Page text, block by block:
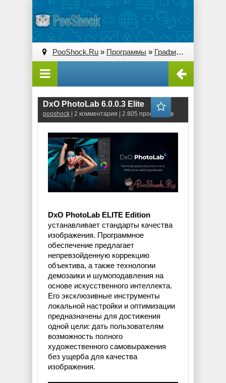
PooShock.Ru » Программы » Графические редакторы (2D)
DxO PhotoLab 6.0.0.3 Elite
pooshock | 2 комментария | 2 805 просмотров
DxO PhotoLab ELITE Edition
устанавливает стандарты качества
изображения. Программное
обеспечение предлагает
непревзойденную коррекцию
объектива, а также технологии
демозаики и шумоподавления на
основе искусственного интеллекта.
Его эксклюзивные инструменты
локальной настройки и оптимизации
предназначены для достижения
одной цели: дать пользователям
возможность полного
художественного самовыражения
без ущерба для качества
изображения.